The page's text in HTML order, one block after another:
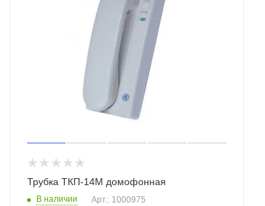
Трубка ТКП-14М домофонная
В наличии Арт.: 1000975